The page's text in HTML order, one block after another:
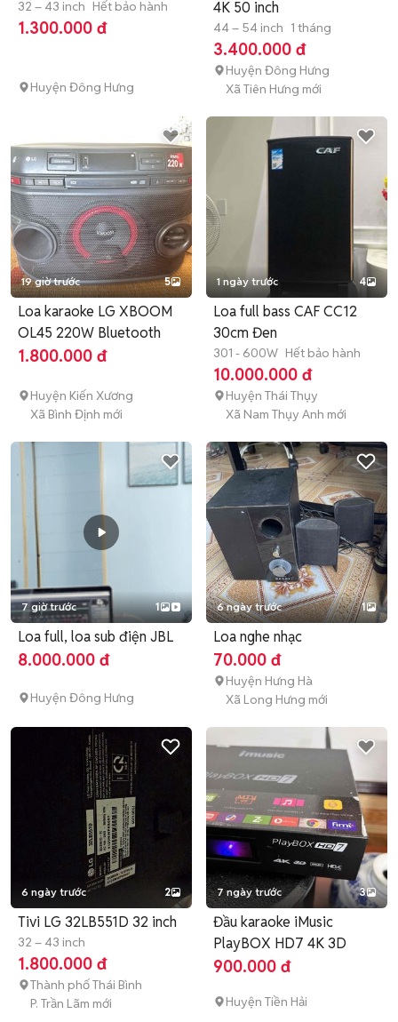
32 – 43 inch Hết bảo hành
1.300.000 đ
Huyện Đông Hưng
4K 50 inch
44 – 54 inch 1 tháng
3.400.000 đ
Huyện Đông Hưng
Xã Tiên Hưng mới
19 giờ trước 5
Loa karaoke LG XBOOM
OL45 220W Bluetooth
1.800.000 đ
Huyện Kiến Xương
Xã Bình Định mới
1 ngày trước 4
Loa full bass CAF CC12
30cm Đen
301 - 600W Hết bảo hành
10.000.000 đ
Huyện Thái Thụy
Xã Nam Thụy Anh mới
7 giờ trước 1
Loa full, loa sub điện JBL
8.000.000 đ
Huyện Đông Hưng
6 ngày trước 1
Loa nghe nhạc
70.000 đ
Huyện Hưng Hà
Xã Long Hưng mới
6 ngày trước 2
Tivi LG 32LB551D 32 inch
32 – 43 inch
1.800.000 đ
Thành phố Thái Bình
P. Trần Lãm mới
7 ngày trước 3
Đầu karaoke iMusic
PlayBOX HD7 4K 3D
900.000 đ
Huyện Tiền Hải